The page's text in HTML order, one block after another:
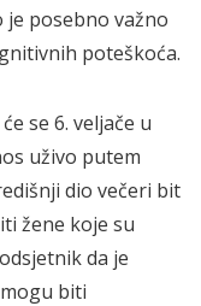
posebno važno
poteškoća.
se 6. veljače u
uživo putem
dio večeri bit
žene koje su
da je
biti